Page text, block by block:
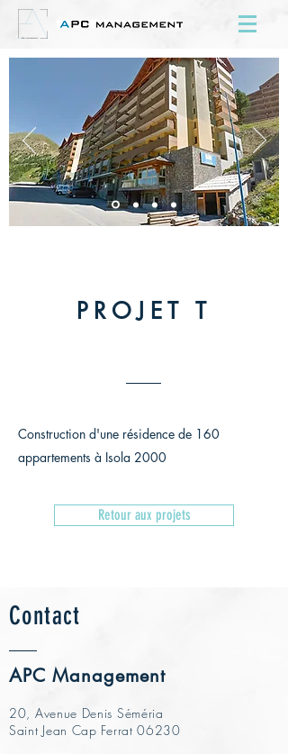
PROJET T
Construction d'une résidence de 160
appartements à Isola 2000
Retour aux projets
Contact
APC Management
20, Avenue Denis Séméria
Saint Jean Cap Ferrat 06230